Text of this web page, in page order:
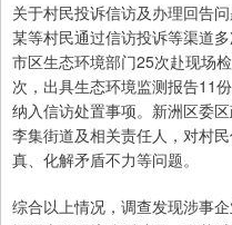
关于村民投诉信访及办理回告
某等村民通过信访投诉等渠道
市区生态环境部门25次赴现场
次，出具生态环境监测报告11
纳入信访处置事项。新洲区委
李集街道及相关责任人，对村
真、化解矛盾不力等问题。
综合以上情况，调查发现涉事